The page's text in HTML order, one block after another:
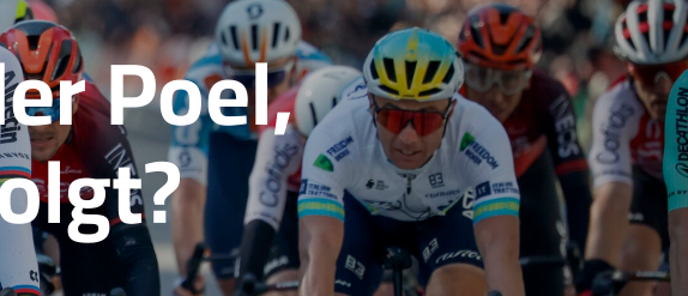
G
E
E
N
P
R
O
D
U
C
T
E
N
Poel,